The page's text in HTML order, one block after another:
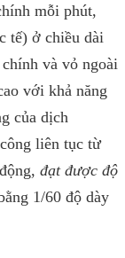
mỗi phút,
tế) ở chiều dài
và vỏ ngoài
với khả năng
của dịch
liên tục từ
đạt được độ
1/60 độ dày